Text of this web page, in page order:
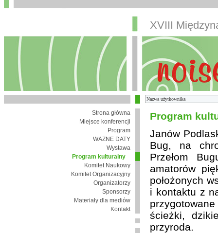
XVIII
Strona główna
Miejsce konferencji
Program
WAŻNE DATY
Wystawa
Program kulturalny
Komitet Naukowy
Komitet Organizacyjny
Organizatorzy
Sponsorzy
Materiały dla mediów
Kontakt
Program
Janów
Bug, na
Przełom
amatorów
położonych
i kontaktu z
ścieżki,
przyroda.